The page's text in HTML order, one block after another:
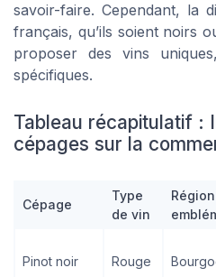
savoir-faire. Cependant, la
français, qu’ils soient noirs
proposer des vins
spécifiques.
Tableau récapitulatif :
cépages sur la
Cépage
Type
de vin
Région
Pinot noir Rouge